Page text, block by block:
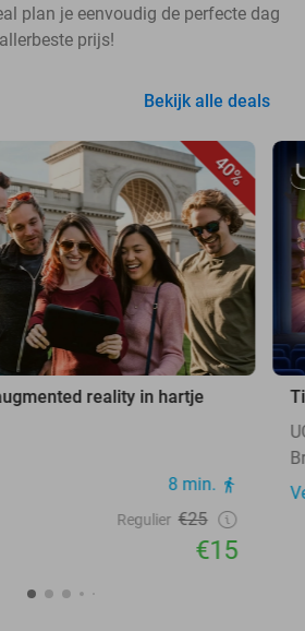
plan je eenvoudig de perfecte dag
prijs!
Bekijk alle deals
40%
reality in hartje
8 min.
Regulier €25
€15